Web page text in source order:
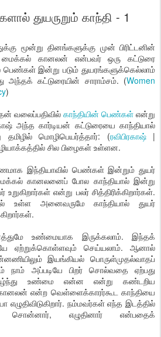
துயருறும் காந்தி - 1
மூன்று தினங்களுக்கு முன் பிரிட்டனின்
மைக்கல் கானலன் என்பவர் ஒரு கட்டுரை
பெண்கள் இன்று படும் துயரங்களுக்கெல்லாம்
அந்தக் கட்டுரையின் சாராம்சம். (Women
)
வலைப்பதிவில் காந்தியின் பெண்கள் என்று
அந்த கார்டியன் கட்டுரையை காந்தியால்
மொழிபெயர்த்தார்: (ரவிபிரகாஷ்|
சில பிழைகள் உள்ளன.
இந்தியாவில் பெண்கள் இன்றும் துயர்
மைக்கல் கானலனைப் போல காந்தியால் இன்று
என்று பலர் சித்திரிக்கிறார்கள்.
உள்ள அனைவருமே காந்தியால் துயர்
உண்மையாக இருக்கலாம். இந்தக்
ஏற்றுக்கொள்ளவும் செய்யலாம். ஆனால்
இயங்கியல் பொருள்முதல்வாதப்
நாம் அப்படியே பிறர் சொல்வதை ஏற்பது
உண்மை என்ன என்று கண்டறிய
என்ற வெள்ளைக்காரர்கூட காந்தியை
எழுதிவிடுகிறார். நம்மவர்கள் எந்த இடத்தில்
சொன்னார், எழுதினார் என்பதைக்